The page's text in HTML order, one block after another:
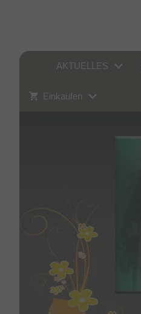
AKTUELLES
Einkaufen